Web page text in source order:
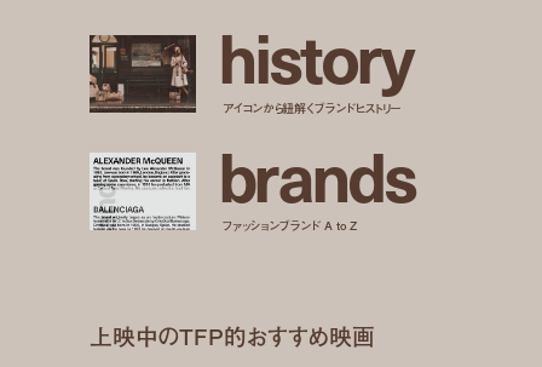
history
アイコンから紐解くブランドヒストリー
brands
ファッションブランド A to Z
上映中のTFP的おすすめ映画